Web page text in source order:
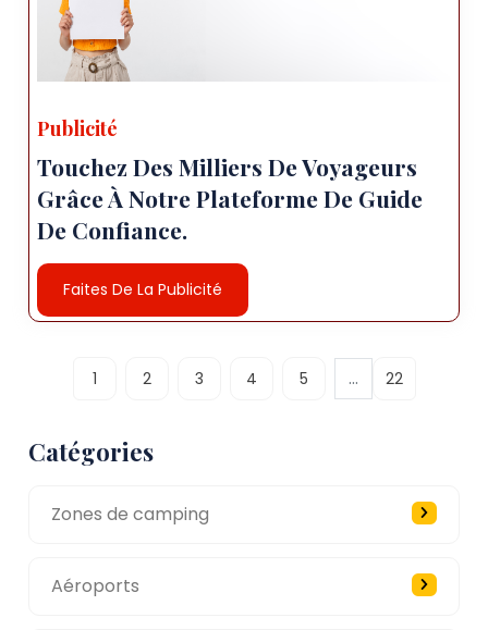
Publicité
Touchez Des Milliers De Voyageurs
Grâce À Notre Plateforme De Guide
De Confiance.
Faites De La Publicité
1 2 3 4 5 ... 22
Catégories
Zones de camping
Aéroports